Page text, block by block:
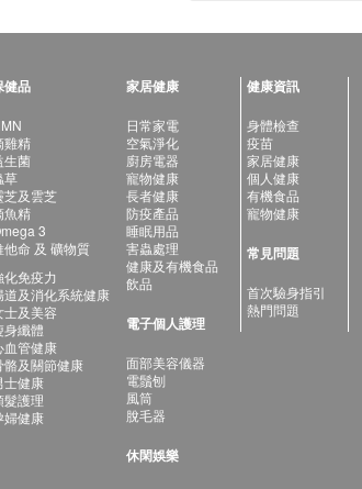
健品
雞精
生菌
草
芝及雲芝
魚精
3
他命 及 礦物質
化免疫力
道及消化系統健康
士及美容
身纖體
血管健康
骼及關節健康
士健康
髮護理
婦健康
家居健康
日常家電
空氣淨化
廚房電器
寵物健康
長者健康
防疫產品
睡眠用品
害蟲處理
健康及有機食品
飲品
電子個人護理
面部美容儀器
電鬚刨
風筒
脫毛器
休閑娛樂
健康資訊
身體檢查
疫苗
家居健康
個人健康
有機食品
寵物健康
常見問題
首次驗身指引
熱門問題